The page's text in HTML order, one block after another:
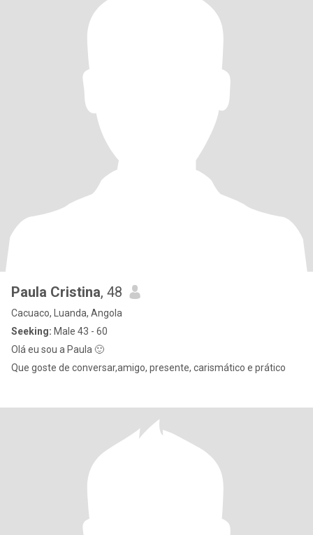
Paula Cristina, 48
Cacuaco, Luanda, Angola
Seeking: Male 43 - 60
Olá eu sou a Paula 🙂
Que goste de conversar,amigo, presente, carismático e prático